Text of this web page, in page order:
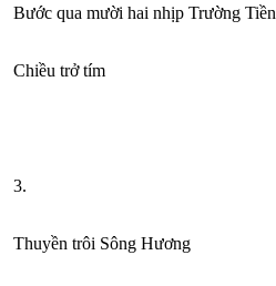
Bước qua mười hai nhịp Trường Tiền
Chiều trở tím
3.
Thuyền trôi Sông Hương